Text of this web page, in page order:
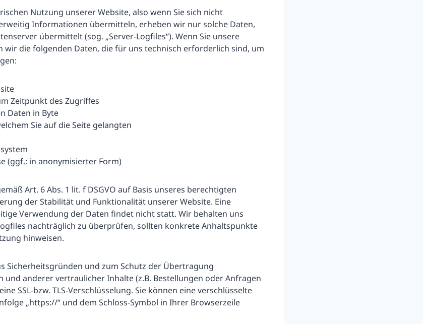
Nutzung unserer Website, also wenn Sie sich nicht
Informationen übermitteln, erheben wir nur solche Daten,
übermittelt (sog. „Server-Logfiles“). Wenn Sie unsere
wir die folgenden Daten, die für uns technisch erforderlich sind, um
Zeitpunkt des Zugriffes
Daten in Byte
Sie auf die Seite gelangten
(ggf.: in anonymisierter Form)
Art. 6 Abs. 1 lit. f DSGVO auf Basis unseres berechtigten
der Stabilität und Funktionalität unserer Website. Eine
Verwendung der Daten findet nicht statt. Wir behalten uns
nachträglich zu überprüfen, sollten konkrete Anhaltspunkte
hinweisen.
Sicherheitsgründen und zum Schutz der Übertragung
und anderer vertraulicher Inhalte (z.B. Bestellungen oder Anfragen
SSL-bzw. TLS-Verschlüsselung. Sie können eine verschlüsselte
„https://“ und dem Schloss-Symbol in Ihrer Browserzeile